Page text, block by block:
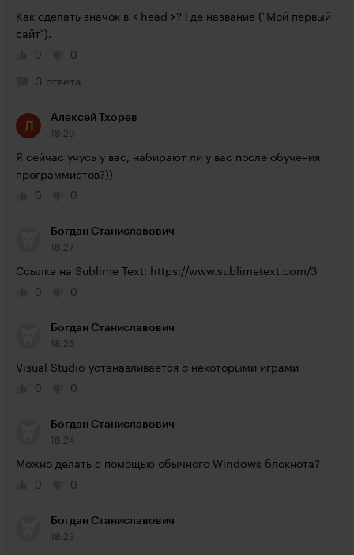
Как сделать значок в < head >? Где название ("Мой первый
сайт").
0
0
3 ответа
Алексей Тхорев
18:29
Я сейчас учусь у вас, набирают ли у вас после обучения
программистов?))
0
0
Богдан Станиславович
18:27
Ccылка на Sublime Text: https://www.sublimetext.com/3
0
0
Богдан Станиславович
18:26
Visual Studio устанавливается с некоторыми играми
0
0
Богдан Станиславович
18:24
Можно делать с помощью обычного Windows блокнота?
0
0
Богдан Станиславович
18:23